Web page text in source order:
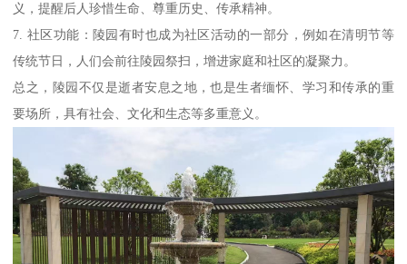
义，提醒后人珍惜生命、尊重历史、传承精神。
7. 社区功能：陵园有时也成为社区活动的一部分，例如在清明节等
传统节日，人们会前往陵园祭扫，增进家庭和社区的凝聚力。
总之，陵园不仅是逝者安息之地，也是生者缅怀、学习和传承的重
要场所，具有社会、文化和生态等多重意义。